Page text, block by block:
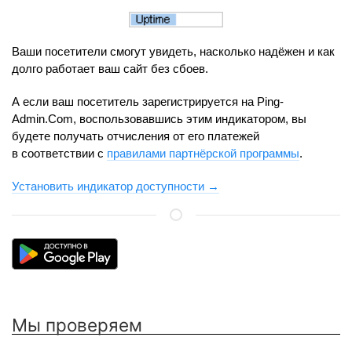
Ваши посетители смогут увидеть, насколько надёжен и как
долго работает ваш сайт без сбоев.
А если ваш посетитель зарегистрируется на Ping-
Admin.Com, воспользовавшись этим индикатором, вы
будете получать отчисления от его платежей
в соответствии с правилами партнёрской программы.
Установить индикатор доступности →
Мы проверяем